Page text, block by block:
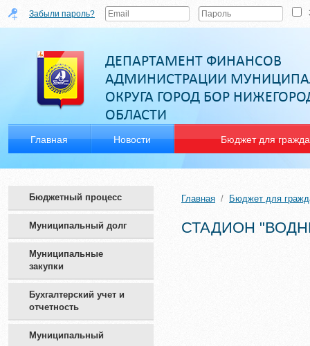
Бюджетный процесс
Муниципальный долг
Муниципальные
закупки
Бухгалтерский учет и
отчетность
Муниципальный
Главная / Бюджет для
СТАДИОН
Забыли пароль?
ДЕПАРТАМЕНТ ФИНАНСОВ
АДМИНИСТРАЦИИ
ОКРУГА ГОРОД БОР
ОБЛАСТИ
Главная Новости Бюджет для